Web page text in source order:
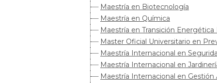
Maestría en Biotecnología
Maestría en Química
Maestría en Transición Energética
Master Oficial Universitario en
Maestría Internacional en
Maestría Internacional en
Maestría Internacional en